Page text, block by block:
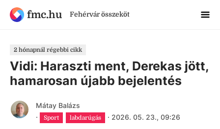
fmc.hu Fehérvár összeköt
2 hónapnál régebbi cikk
Vidi: Haraszti ment, Derekas jött,
hamarosan újabb bejelentés
Mátay Balázs
·
Sport labdarúgás · 2026. 05. 23., 09:26